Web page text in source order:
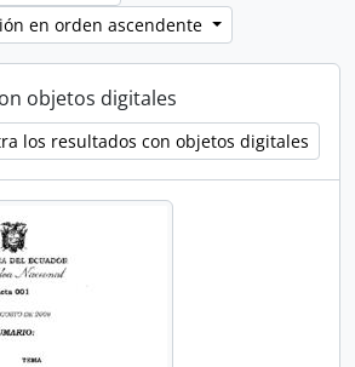
en orden ascendente
objetos digitales
los resultados con objetos digitales